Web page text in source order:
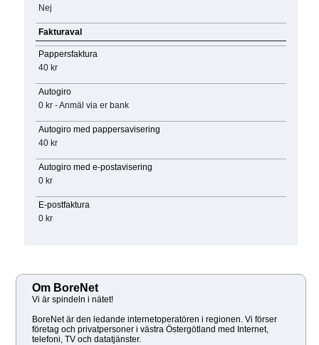
Nej
Fakturaval
Pappersfaktura
40 kr
Autogiro
0 kr - Anmäl via er bank
Autogiro med pappersavisering
40 kr
Autogiro med e-postavisering
0 kr
E-postfaktura
0 kr
Om BoreNet
Vi är spindeln i nätet!
BoreNet är den ledande internetoperatören i regionen. Vi förser
företag och privatpersoner i västra Östergötland med Internet,
telefoni, TV och datatjänster.